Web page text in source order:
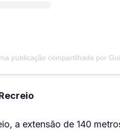
publicação compartilhada por
a extensão de 140